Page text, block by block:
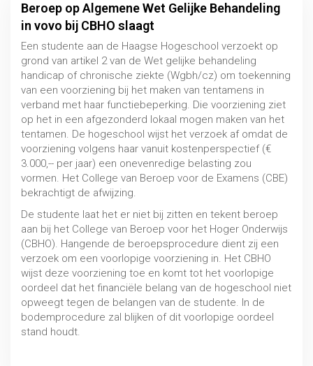
Beroep op Algemene Wet Gelijke Behandeling
in vovo bij CBHO slaagt
Een studente aan de Haagse Hogeschool verzoekt op
grond van artikel 2 van de Wet gelijke behandeling
handicap of chronische ziekte (Wgbh/cz) om toekenning
van een voorziening bij het maken van tentamens in
verband met haar functiebeperking. Die voorziening ziet
op het in een afgezonderd lokaal mogen maken van het
tentamen. De hogeschool wijst het verzoek af omdat de
voorziening volgens haar vanuit kostenperspectief (€
3.000,-- per jaar) een onevenredige belasting zou
vormen. Het College van Beroep voor de Examens (CBE)
bekrachtigt de afwijzing.
De studente laat het er niet bij zitten en tekent beroep
aan bij het College van Beroep voor het Hoger Onderwijs
(CBHO). Hangende de beroepsprocedure dient zij een
verzoek om een voorlopige voorziening in. Het CBHO
wijst deze voorziening toe en komt tot het voorlopige
oordeel dat het financiële belang van de hogeschool niet
opweegt tegen de belangen van de studente. In de
bodemprocedure zal blijken of dit voorlopige oordeel
stand houdt.